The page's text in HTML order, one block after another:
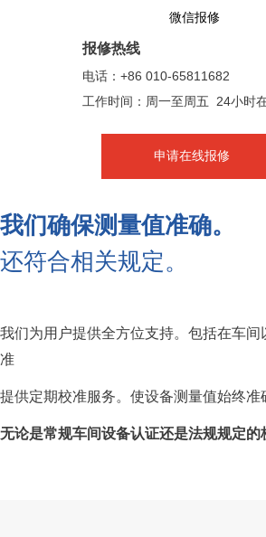
我们确保测量值准确。
还符合相关规定。
我们为用户提供全方位支持。包括在车
准
提供定期校准服务。使设备测量值始终准
无论是常规车间设备认证还是法规规定的
微信报修
报修热线
电话：+86 010-65811682
工作时间：周一至周五 24小时
申请在线报修